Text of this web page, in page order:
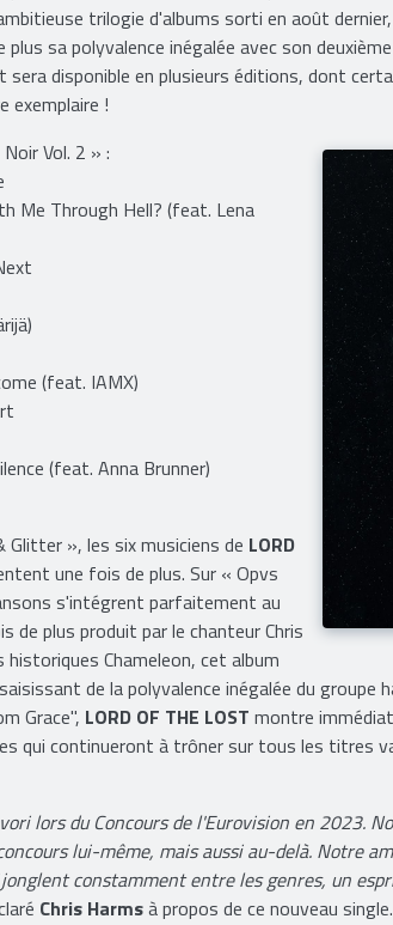
trilogie d'albums sorti en août
sa polyvalence inégalée avec son
disponible en plusieurs éditions, dont
exemplaire !
Vol. 2 » :
Me Through Hell? (feat. Lena
(feat. IAMX)
(feat. Anna Brunner)
Glitter », les six musiciens de LORD
une fois de plus. Sur « Opvs
s'intégrent parfaitement au
de plus produit par le chanteur Chris
Chameleon, cet album
de la polyvalence inégalée du groupe
Grace", LORD OF THE LOST montre
qui continueront à trôner sur tous les titres
lors du Concours de l'Eurovision en 2023.
lui-même, mais aussi au-delà. Notre
jonglent constamment entre les genres, un
Chris Harmsà propos de ce nouveau single.